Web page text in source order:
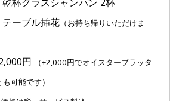
ル挿花 （お持ち帰りいただけま
円
（+2,000円でオイスタープラッタ
可能です）